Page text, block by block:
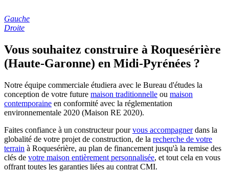
Gauche
Droite
Vous souhaitez construire à Roquesérière
(Haute-Garonne) en Midi-Pyrénées ?
Notre équipe commerciale étudiera avec le Bureau d'études la
conception de votre future maison traditionnelle ou maison
contemporaine en conformité avec la réglementation
environnementale 2020 (Maison RE 2020).
Faites confiance à un constructeur pourvous accompagnerdans la
globalité de votre projet de construction, de la recherche de votre
terrain à Roquesérière, au plan de financement jusqu'à la remise des
clés de votre maison entièrement personnalisée, et tout cela en vous
offrant toutes les garanties liées au contrat CMI.